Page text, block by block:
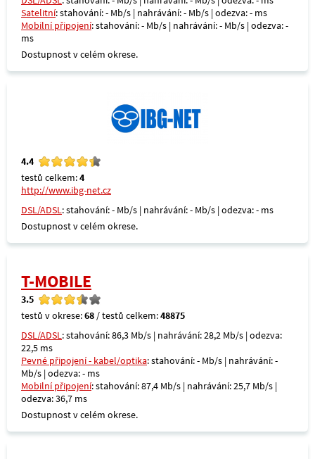
Satelitní: stahování: - Mb/s | nahrávání: - Mb/s | odezva: - ms
Mobilní připojení: stahování: - Mb/s | nahrávání: - Mb/s | odezva: -
ms
Dostupnost v celém okrese.
4.4
testů celkem:4
http://www.ibg-net.cz
DSL/ADSL: stahování: - Mb/s | nahrávání: - Mb/s | odezva: - ms
Dostupnost v celém okrese.
T-MOBILE
3.5
testů v okrese:68 / testů celkem:48875
DSL/ADSL: stahování: 86,3 Mb/s | nahrávání: 28,2 Mb/s | odezva:
22,5 ms
Pevné připojení - kabel/optika: stahování: - Mb/s | nahrávání: -
Mb/s | odezva: - ms
Mobilní připojení: stahování: 87,4 Mb/s | nahrávání: 25,7 Mb/s |
odezva: 36,7 ms
Dostupnost v celém okrese.